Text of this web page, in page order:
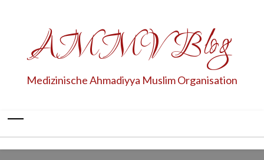
AMMV Blog
Medizinische Ahmadiyya Muslim Organisation